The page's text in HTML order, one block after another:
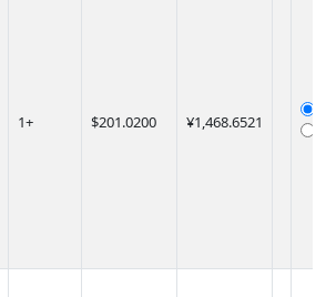
1+ $201.0200 ¥1,468.6521